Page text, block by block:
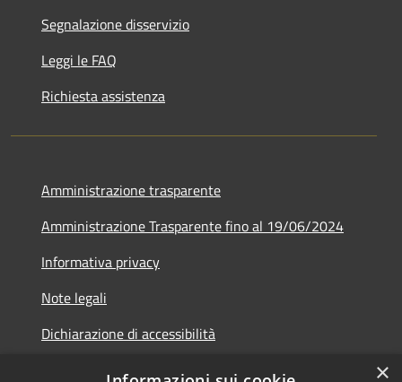
Segnalazione disservizio
Leggi le FAQ
Richiesta assistenza
Amministrazione trasparente
Amministrazione Trasparente fino al 19/06/2024
Informativa privacy
Note legali
Dichiarazione di accessibilità
Meccanismo di feedback
×